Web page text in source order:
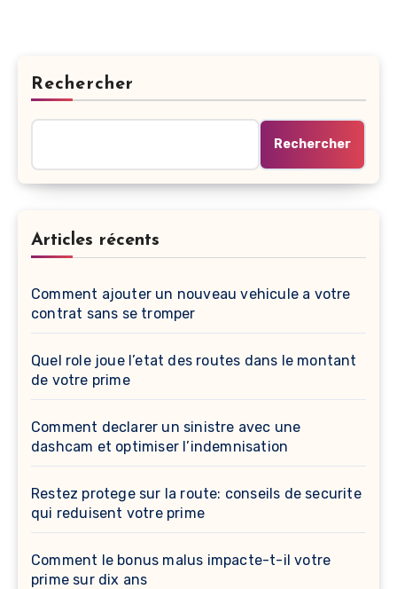
Rechercher
Rechercher
Articles récents
Comment ajouter un nouveau vehicule a votre
contrat sans se tromper
Quel role joue l’etat des routes dans le montant
de votre prime
Comment declarer un sinistre avec une
dashcam et optimiser l’indemnisation
Restez protege sur la route: conseils de securite
qui reduisent votre prime
Comment le bonus malus impacte-t-il votre
prime sur dix ans